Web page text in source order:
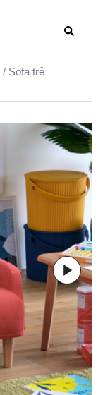
Search
/ Sofa trẻ